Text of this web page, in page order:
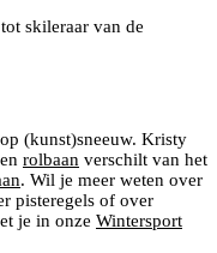
skileraar van de
(kunst)sneeuw. Kristy
rolbaan verschilt van het
. Wil je meer weten over
pisteregels of over
je in onze Wintersport